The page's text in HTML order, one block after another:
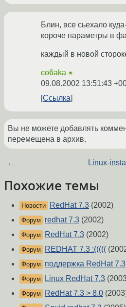
Блин, все сьехало
короче параметры в
каждый в новой
co6aka ★
09.08.2002 13:51:43
Ссылка
Вы не можете добавлять
перемещена в архив.
← Linux-install
Похожие темы
Новости RedHat 7.3 (2002)
Форум redhat 7.3 (2002)
Форум RedHat 7.3 (2002)
Форум REDHAT 7.3 :(((((
Форум поддержка RedHat 7.3
Форум Linux RedHat 7.3
Форум RedHat 7.3 > 8.0